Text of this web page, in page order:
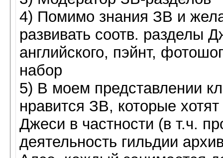
4) Помимо знания ЗВ и
развивать соотв. разделы
английского, пэйнт,
набор
5) В моем представлении
нравится ЗВ, которые
Джеси в частности (в т.ч.
деятельность гильдии